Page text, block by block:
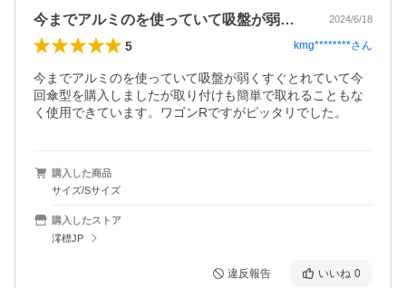
今までアルミのを使っていて吸盤が弱くす… 2024/6/18
5 kmg********さん
今までアルミのを使っていて吸盤が弱くすぐとれていて今
回傘型を購入しましたが取り付けも簡単で取れることもな
く使用できています。ワゴンRですがピッタリでした。
購入した商品
サイズ/Sサイズ
購入したストア
澪標JP
違反報告 いいね 0